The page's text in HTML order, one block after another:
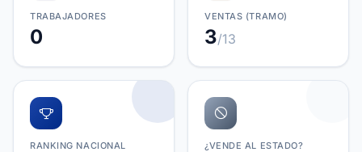
TRABAJADORES
0
VENTAS (TRAMO)
3/13
RANKING NACIONAL ¿VENDE AL ESTADO?